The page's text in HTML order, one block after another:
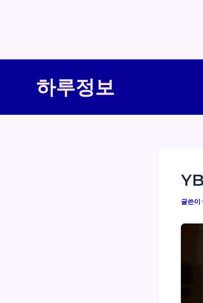
하루정보
글쓴이